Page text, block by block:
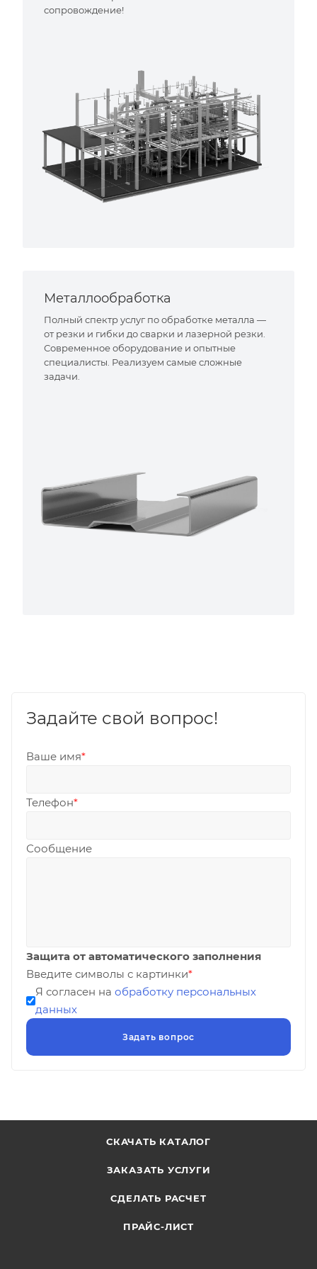
сопровождение!
Металлообработка
Полный спектр услуг по обработке металла —
от резки и гибки до сварки и лазерной резки.
Современное оборудование и опытные
специалисты. Реализуем самые сложные
задачи.
Задайте свой вопрос!
Ваше имя*
Телефон*
Сообщение
Защита от автоматического заполнения
Введите символы с картинки*
Я согласен на обработку персональных
данных
СКАЧАТЬ КАТАЛОГ
ЗАКАЗАТЬ УСЛУГИ
СДЕЛАТЬ РАСЧЕТ
ПРАЙС-ЛИСТ